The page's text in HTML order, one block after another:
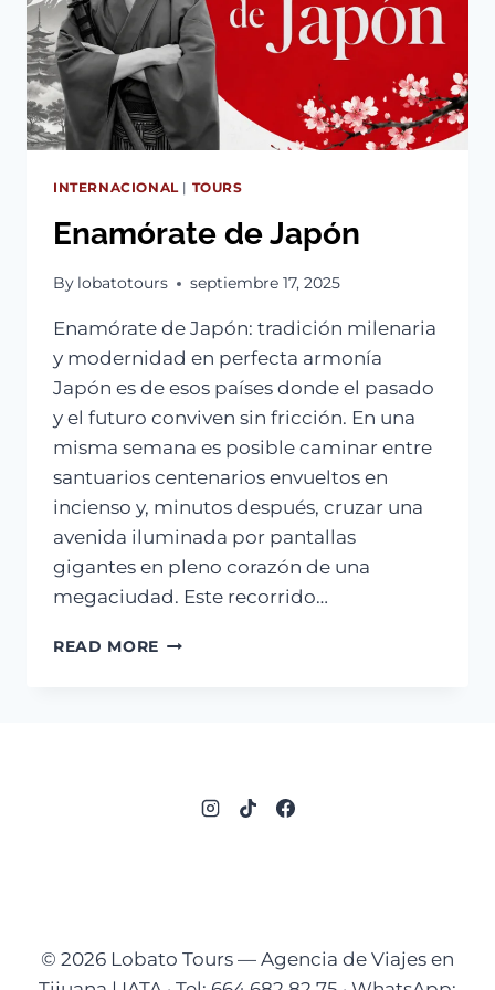
INTERNACIONAL | TOURS
Enamórate de Japón
By lobatotours septiembre 17, 2025
Enamórate de Japón: tradición milenaria
y modernidad en perfecta armonía
Japón es de esos países donde el pasado
y el futuro conviven sin fricción. En una
misma semana es posible caminar entre
santuarios centenarios envueltos en
incienso y, minutos después, cruzar una
avenida iluminada por pantallas
gigantes en pleno corazón de una
megaciudad. Este recorrido…
READ MORE ENAMÓRATE
© 2026 Lobato Tours — Agencia de Viajes en